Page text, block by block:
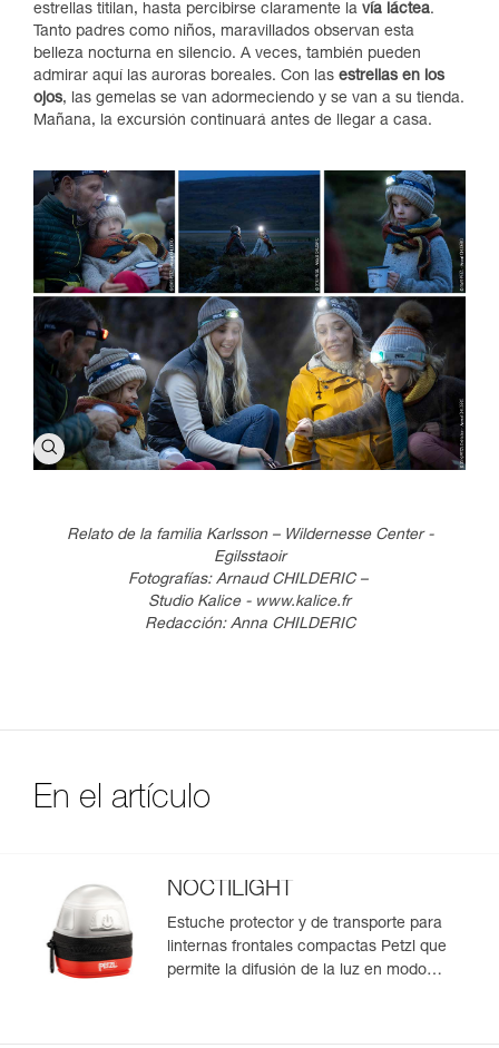
estrellas titilan, hasta percibirse claramente la vía láctea.
Tanto padres como niños, maravillados observan esta
belleza nocturna en silencio. A veces, también pueden
admirar aquí las auroras boreales. Con las estrellas en los
ojos, las gemelas se van adormeciendo y se van a su tienda.
Mañana, la excursión continuará antes de llegar a casa.
Relato de la familia Karlsson – Wildernesse Center -
Egilsstaoir
Fotografías: Arnaud CHILDERIC –
Studio Kalice - www.kalice.fr
Redacción: Anna CHILDERIC
En el artículo
NOCTILIGHT
Estuche protector y de transporte para
linternas frontales compactas Petzl que
permite la difusión de la luz en modo